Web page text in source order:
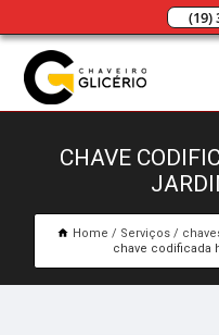
(19)
CHAVE
Home Serviços
chave codificada